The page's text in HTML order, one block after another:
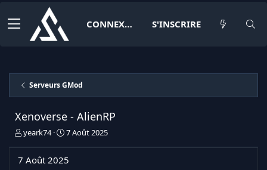
CONNEXION S'INSCRIRE
Serveurs GMod
Xenoverse - AlienRP
Iyeark74
D
e
7 Août 2025
7 Août 2025